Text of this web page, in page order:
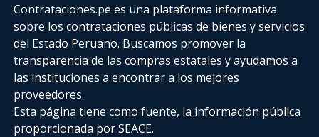
Contrataciones.pe es una plataforma informativa
sobre los contrataciones públicas de bienes y servicios
del Estado Peruano. Buscamos promover la
transparencia de las compras estatalesy ayudamos a
las instituciones a encontrar a los mejores
proveedores.
Esta página tiene como fuente, la información pública
proporcionada por SEACE.